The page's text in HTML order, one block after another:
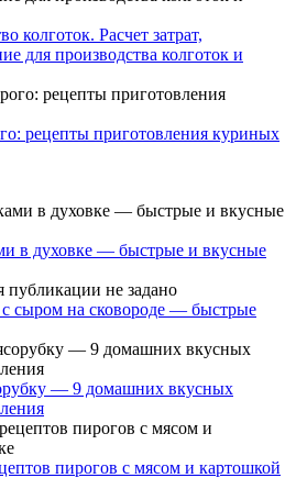
колготок. Расчет затрат,
для производства колготок и
рецепты приготовления куриных
в духовке — быстрые и вкусные
сыром на сковороде — быстрые
— 9 домашних вкусных
пирогов с мясом и картошкой